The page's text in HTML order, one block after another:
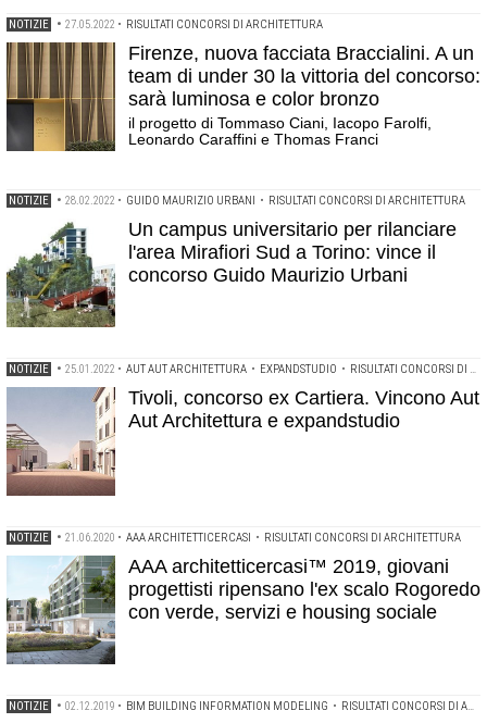
NOTIZIE • 27.05.2022 • RISULTATI CONCORSI DI ARCHITETTURA
Firenze, nuova facciata Braccialini. A un
team di under 30 la vittoria del concorso:
sarà luminosa e color bronzo
il progetto di Tommaso Ciani, Iacopo Farolfi,
Leonardo Caraffini e Thomas Franci
NOTIZIE • 28.02.2022 • GUIDO MAURIZIO URBANI • RISULTATI CONCORSI DI ARCHITETTURA
Un campus universitario per rilanciare
l'area Mirafiori Sud a Torino: vince il
concorso Guido Maurizio Urbani
NOTIZIE • 25.01.2022 • AUT AUT ARCHITETTURA • EXPANDSTUDIO • RISULTATI CONCORSI DI ARCHITETTURA
Tivoli, concorso ex Cartiera. Vincono Aut
Aut Architettura e expandstudio
NOTIZIE • 21.06.2020 • AAA ARCHITETTICERCASI • RISULTATI CONCORSI DI ARCHITETTURA
AAA architetticercasi™ 2019, giovani
progettisti ripensano l'ex scalo Rogoredo
con verde, servizi e housing sociale
NOTIZIE • 02.12.2019 • BIM BUILDING INFORMATION MODELING • RISULTATI CONCORSI DI ARCHITETTURA